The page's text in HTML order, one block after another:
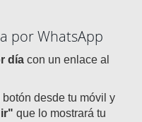
por WhatsApp
día con un enlace al
desde tu móvil y
que lo mostrará tu